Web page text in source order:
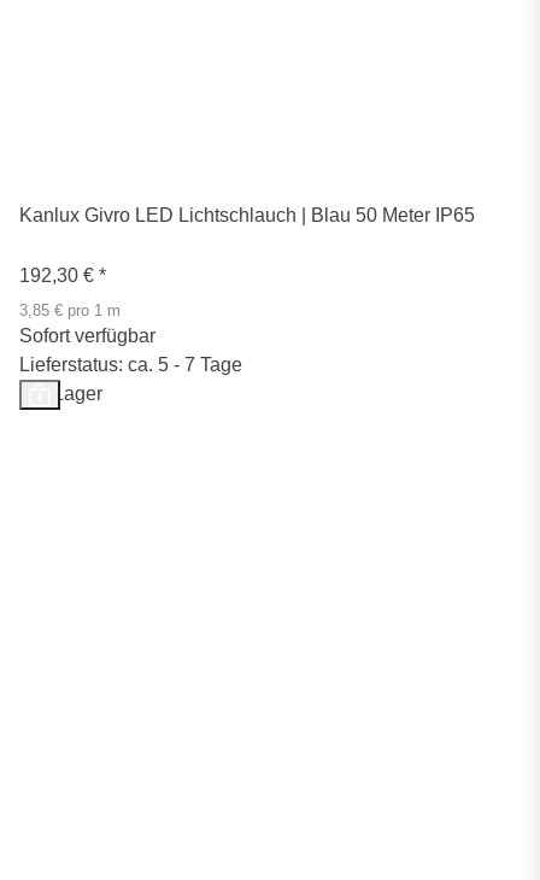
Kanlux Givro LED Lichtschlauch | Blau 50 Meter IP65
192,30 € *
3,85 € pro 1 m
Sofort verfügbar
Lieferstatus: ca. 5 - 7 Tage
Auf Lager